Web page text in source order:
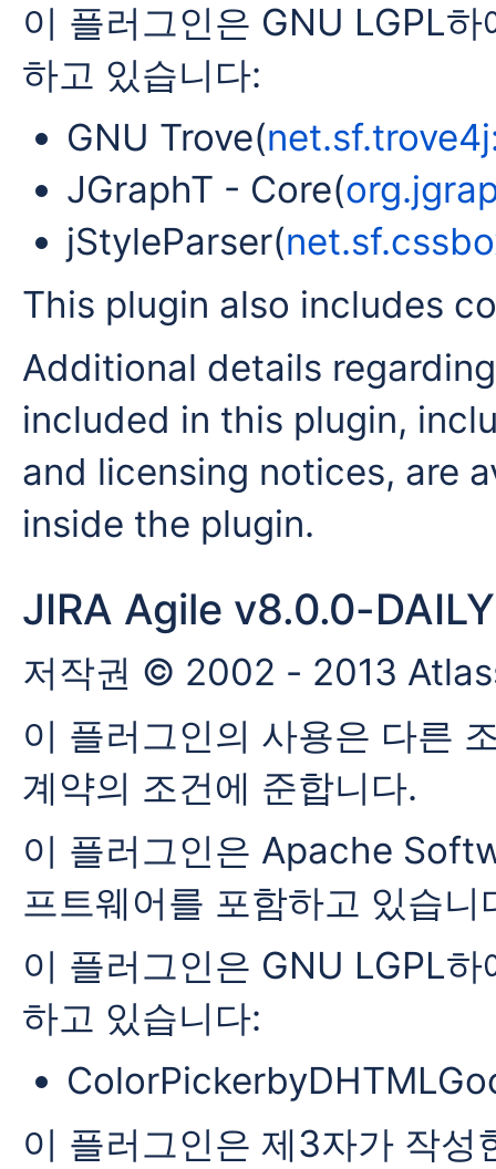
이 플러그인은 GNU LGPL
하고 있습니다:
GNU Trove(
JGraphT - Core(
jStyleParser(
This plugin also includes
Additional details
included in this plugin,
and licensing notices, are
inside the plugin.
JIRA Agile v8.0.0-
저작권 © 2002 - 2013
이 플러그인의 사용은 다른
계약의 조건에 준합니다.
이 플러그인은 Apache
프트웨어를 포함하고 있습니
이 플러그인은 GNU LGPL
하고 있습니다:
이 플러그인은 제3자가 작